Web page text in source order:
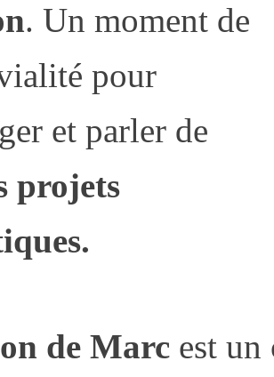
. Un moment de
pour
et parler de
projets
de Marc est